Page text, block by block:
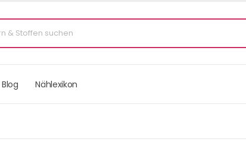
Blog Nählexikon